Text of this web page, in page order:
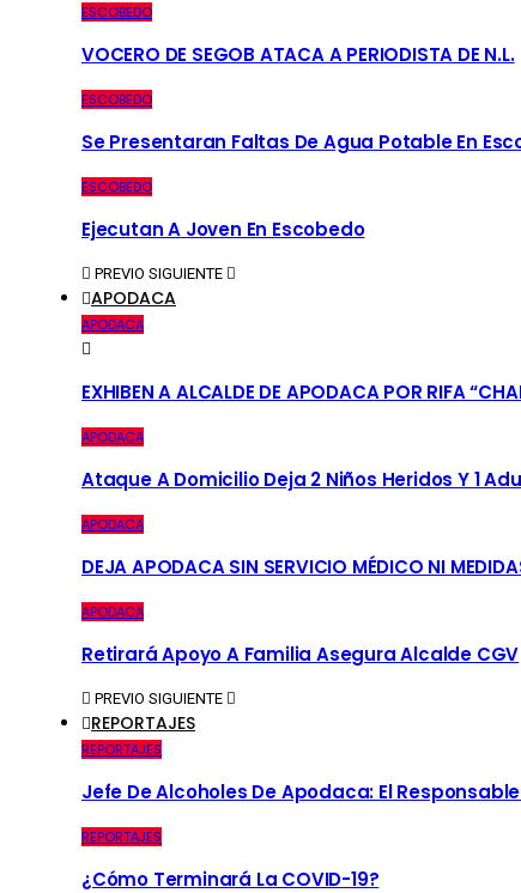
ESCOBEDO
VOCERO DE SEGOB ATACA A PERIODISTA DE N.L.
ESCOBEDO
Se Presentaran Faltas De Agua Potable En
ESCOBEDO
Ejecutan A Joven En Escobedo
PREVIO SIGUIENTE
APODACA
APODACA
EXHIBEN A ALCALDE DE APODACA POR RIFA
APODACA
Ataque A Domicilio Deja 2 Niños Heridos Y 1
APODACA
DEJA APODACA SIN SERVICIO MÉDICO NI
APODACA
Retirará Apoyo A Familia Asegura Alcalde CGV
PREVIO SIGUIENTE
REPORTAJES
REPORTAJES
Jefe De Alcoholes De Apodaca: El
REPORTAJES
¿Cómo Terminará La COVID-19?